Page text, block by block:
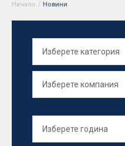
Начало / Новини